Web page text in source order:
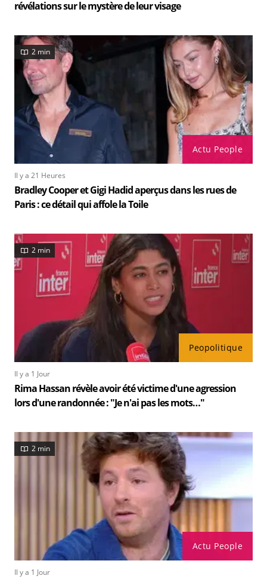
révélations sur le mystère de leur visage
Actu People
2 min
Il y a 21 Heures
Bradley Cooper et Gigi Hadid aperçus dans les rues de
Paris : ce détail qui affole la Toile
Peopolitique
2 min
Il y a 1 Jour
Rima Hassan révèle avoir été victime d'une agression
lors d'une randonnée : "Je n'ai pas les mots…"
Actu People
2 min
Il y a 1 Jour